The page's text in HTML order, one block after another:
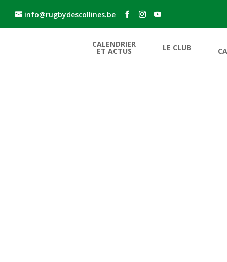
info@rugbydescollines.be
CALENDRIER
ET ACTUS LE CLUB